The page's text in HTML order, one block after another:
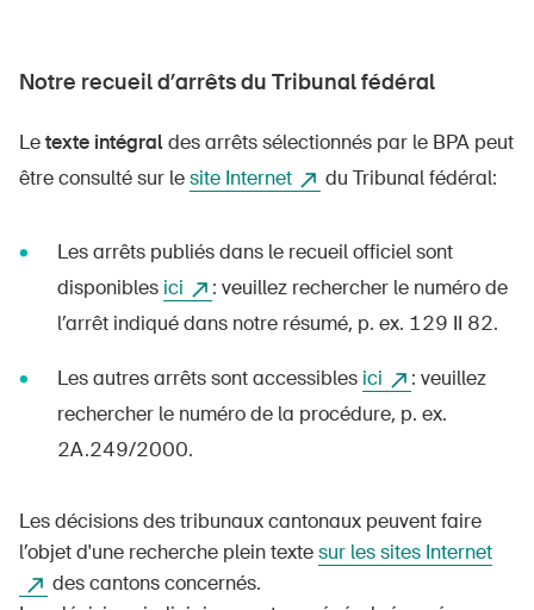
Page d'accueil
S'abonner à la newsletter
Notre recueil d’arrêts du Tribunal fédéral
Letexte intégraldes arrêts sélectionnés par le BPA peut
être consulté sur lesite Internet du Tribunal fédéral:
Les arrêts publiés dans le recueil officiel sont
disponibles ici
: veuillez rechercher le numéro de
l’arrêt indiqué dans notre résumé, p. ex. 129 II 82.
Les autres arrêts sont accessibles ici
: veuillez
rechercher le numéro de la procédure, p. ex.
2A.249/2000.
Les décisions des tribunaux cantonaux peuvent faire
l’objet d'une recherche plein textesur les sites Internet
des cantons concernés.